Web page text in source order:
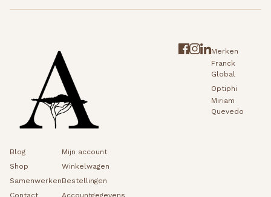
Merken
Franck
Global
Optiphi
Miriam
Quevedo
Blog
Shop
Samenwerken
Contact
Mijn account
Winkelwagen
Bestellingen
Accountgegevens